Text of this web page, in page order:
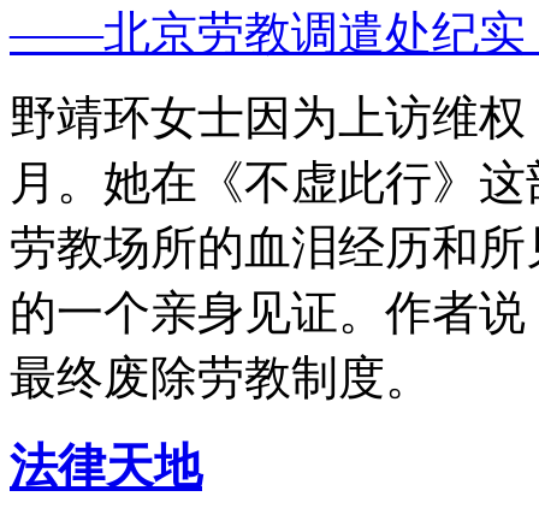
——北京劳教调遣处纪实
野靖环女士因为上访维
月。她在《不虚此行》
劳教场所的血泪经历和
的一个亲身见证。作者
最终废除劳教制度。
法律天地